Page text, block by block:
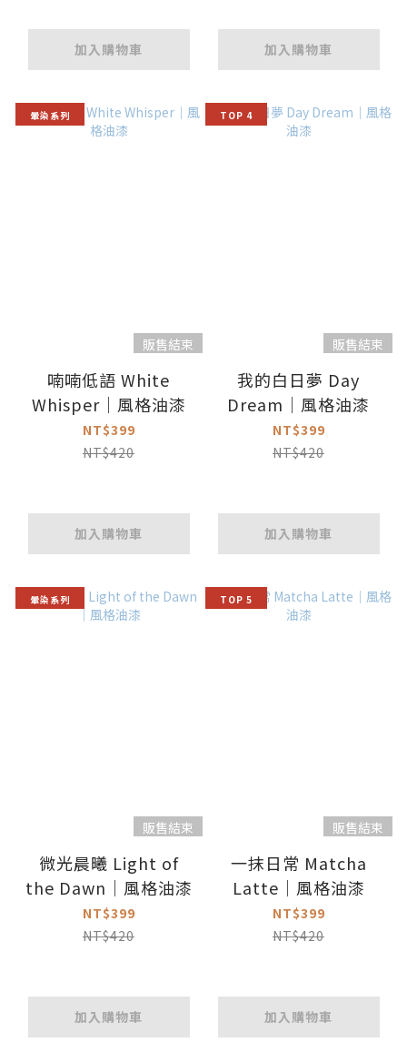
加入購物車 加入購物車
暈染系列
販售結束
喃喃低語 White
Whisper｜風格油漆
NT$399
NT$420
加入購物車
TOP 4
販售結束
我的白日夢 Day
Dream｜風格油漆
NT$399
NT$420
加入購物車
暈染系列
販售結束
微光晨曦 Light of
the Dawn｜風格油漆
NT$399
NT$420
加入購物車
TOP 5
販售結束
一抹日常 Matcha
Latte｜風格油漆
NT$399
NT$420
加入購物車